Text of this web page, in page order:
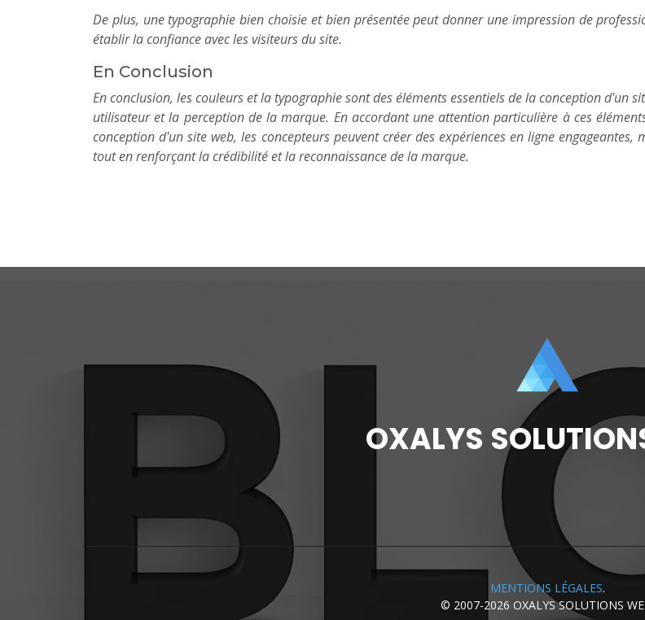
De plus, une typographie bien choisie et bien présentée peut donner une impression de
établir la confiance avec les visiteurs du site.
En Conclusion
En conclusion, les couleurs et la typographie sont des éléments essentiels de la conception d'un
utilisateur et la perception de la marque. En accordant une attention particulière à ces
conception d'un site web, les concepteurs peuvent créer des expériences en ligne
tout en renforçant la crédibilité et la reconnaissance de la marque.
OXALYS
MENTIONS LÉGALES.
© 2007-2026 OXALYS SOLUTIONS